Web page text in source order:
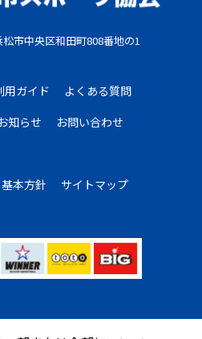
市中央区和田町808番地の1
用ガイド
よくある質問
知らせ
お問い合わせ
本方針 サイトマップ